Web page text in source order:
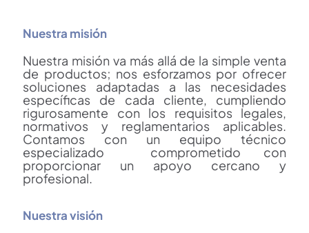
Nuestra misión
Nuestra misión va más allá de la simple venta
de productos; nos esforzamos por ofrecer
soluciones adaptadas a las necesidades
específicas de cada cliente, cumpliendo
rigurosamente con los requisitos legales,
normativos y reglamentarios aplicables.
Contamos con un equipo técnico
especializado comprometido con
proporcionar un apoyo cercano y
profesional.
Nuestra visión